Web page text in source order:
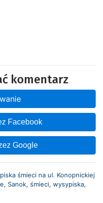
komentarz
Facebook
Google
śmieci na ul. Konopnickiej
, Sanok, śmieci, wysypiska,